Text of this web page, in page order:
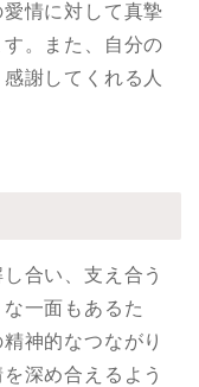
情に対して真摯
。また、自分の
謝してくれる人
合い、支え合う
一面もあるた
神的なつながり
深め合えるよう